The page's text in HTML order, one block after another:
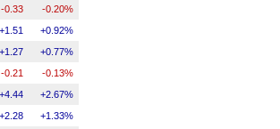
-0.33 -0.20%
1.51 0.92%
1.27 0.77%
-0.21 -0.13%
4.44 2.67%
2.28 1.33%